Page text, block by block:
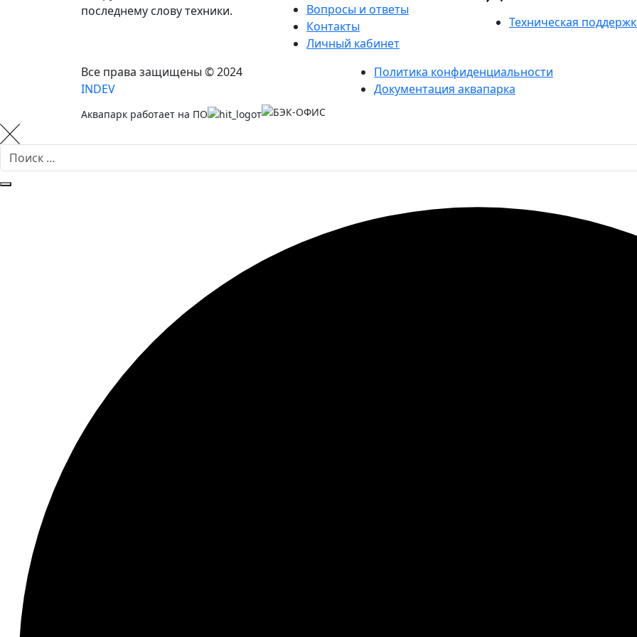
последнему слову техники.
Вопросы и ответы
Контакты
Личный кабинет
Техническая
Все права защищены © 2024
INDEV
Аквапарк работает на ПО от
Политика конфиденциальности
Документация аквапарка